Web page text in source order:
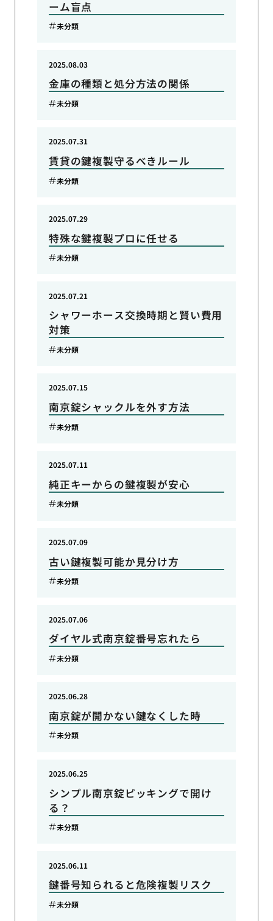
ーム盲点
未分類
金庫の種類と処分方法の関係
2025.08.03
未分類
賃貸の鍵複製守るべきルール
2025.07.31
未分類
特殊な鍵複製プロに任せる
2025.07.29
未分類
シャワーホース交換時期と賢い費用
対策
2025.07.21
未分類
南京錠シャックルを外す方法
2025.07.15
未分類
純正キーからの鍵複製が安心
2025.07.11
未分類
古い鍵複製可能か見分け方
2025.07.09
未分類
ダイヤル式南京錠番号忘れたら
2025.07.06
未分類
南京錠が開かない鍵なくした時
2025.06.28
未分類
シンプル南京錠ピッキングで開け
る？
2025.06.25
未分類
鍵番号知られると危険複製リスク
2025.06.11
未分類